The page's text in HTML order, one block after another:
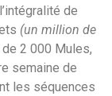
de
(un million de
2 000 Mules,
semaine de
les séquences